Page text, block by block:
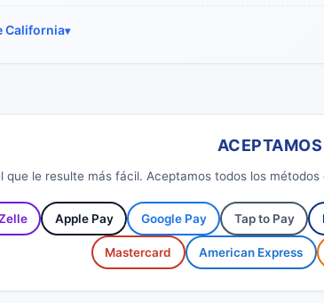
California
ACEPTAMOS
que le resulte más fácil. Aceptamos todos los
Apple Pay Google Pay Tap to Pay
Mastercard American Express